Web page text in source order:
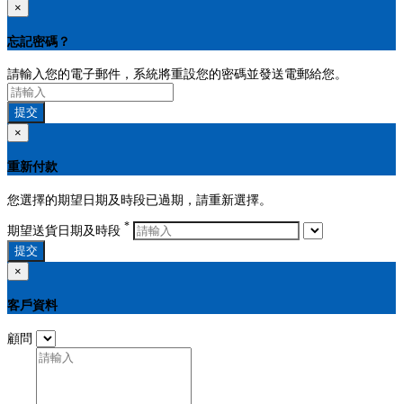
×
忘記密碼？
請輸入您的電子郵件，系統將重設您的密碼並發送電郵給您。
提交
×
重新付款
您選擇的期望日期及時段已過期，請重新選擇。
期望送貨日期及時段 *
提交
×
客戶資料
顧問